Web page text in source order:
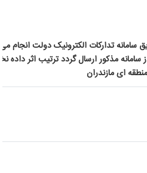
سامانه تدارکات الکترونیک دولت انجام می
سامانه مذکور ارسال گردد ترتیب اثر داده
ای مازندران